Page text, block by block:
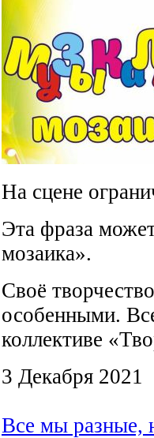
На сцене
Эта фраза
мозаика».
Cвоё
особенными.
коллективе
3 Декабря 2021
Все мы разные,